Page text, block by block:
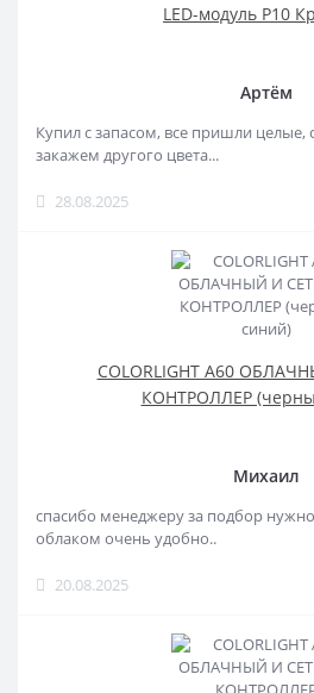
LED-модуль P10
Артём
Купил с запасом, все пришли целые,
закажем другого цвета...
28.08.2025
COLORLIGHT A60
КОНТРОЛЛЕР
Михаил
спасибо менеджеру за подбор
облаком очень удобно..
20.08.2025